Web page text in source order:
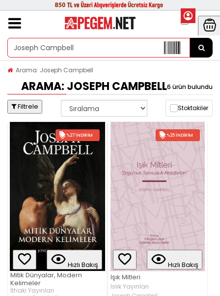
Arama: Joseph Campbell
ARAMA: JOSEPH CAMPBELL6 ürün bulundu
Filtrele Stoktakiler
%27 İNDIRIM
Hızlı Bakış
Mitik Dünyalar, Modern
Kelimeler
İthaki Yayınları
%25 İNDIRIM
Hızlı Bakış
Işık Mitleri
Islık Yayınları